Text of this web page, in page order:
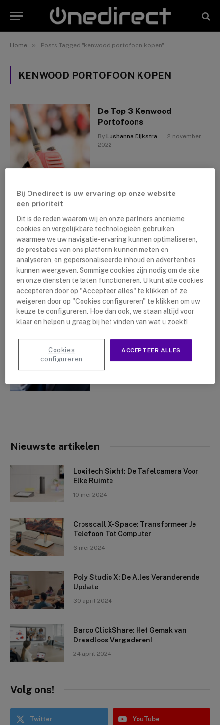
Home » Posts Tagged "kenwood portofoon kopen"
KENWOOD PORTOFOON KOPEN
De Top 3 Kenwood
Portofoons
By Lushanna Dijkstra
2 november
2022
Kenwood Portofoons
By Lushanna Dijkstra
26 oktober
2022
Nieuwste artikelen
Logitech Sight: De Tafelcamera Voor
Elke Ruimte
10 mei 2024
Crosscall X-Space: Transformeer Je
Telefoon Tot Computer
6 mei 2024
Poly Studio X: De Alles Veranderende
Update
30 april 2024
Barco ClickShare: Het Gemak van
Draadloos Vergaderen!
24 april 2024
Volg ons!
Twitter YouTube
Bij Onedirect is uw ervaring op onze website
een prioriteit
Dit is de reden waarom wij en onze partners anonieme
cookies en vergelijkbare technologieën gebruiken
waarmee we uw navigatie-ervaring kunnen optimaliseren,
de prestaties van ons platform kunnen meten en
analyseren, en gepersonaliseerde inhoud en advertenties
kunnen weergeven. Sommige cookies zijn nodig om de site
en onze diensten te laten functioneren. U kunt alle cookies
accepteren door op "Accepteer alles" te klikken of ze
weigeren door op "Cookies configureren" te klikken om uw
keuze te configureren. Hoe dan ook, we staan altijd voor
klaar en helpen u graag bij het vinden van wat u zoekt!
ACCEPTEER ALLES
Cookies
configureren